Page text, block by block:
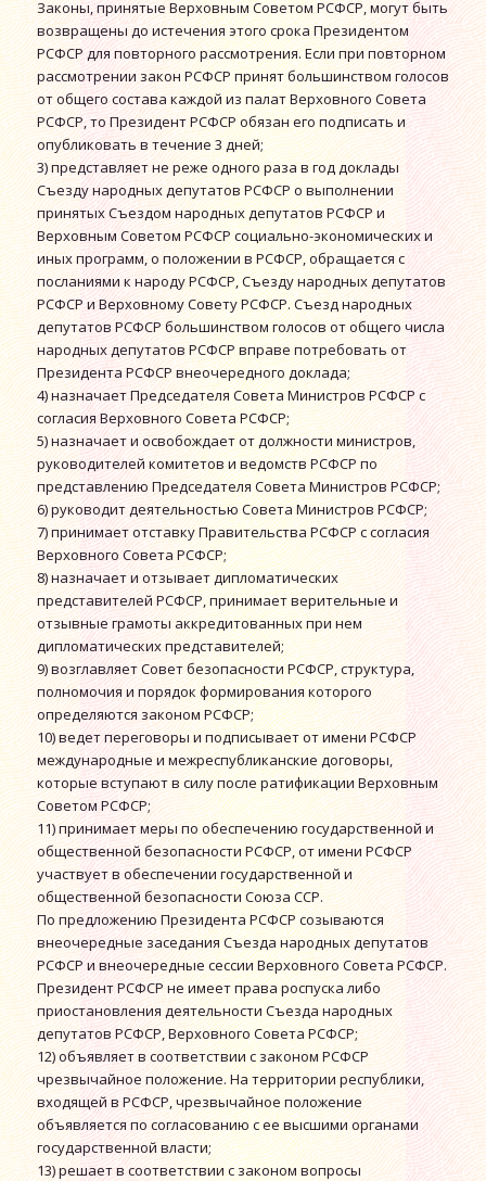
Законы, принятые Верховным Советом РСФСР, могут быть
возвращены до истечения этого срока Президентом
РСФСР для повторного рассмотрения. Если при повторном
рассмотрении закон РСФСР принят большинством голосов
от общего состава каждой из палат Верховного Совета
РСФСР, то Президент РСФСР обязан его подписать и
опубликовать в течение 3 дней;
3) представляет не реже одного раза в год доклады
Съезду народных депутатов РСФСР о выполнении
принятых Съездом народных депутатов РСФСР и
Верховным Советом РСФСР социально-экономических и
иных программ, о положении в РСФСР, обращается с
посланиями к народу РСФСР, Съезду народных депутатов
РСФСР и Верховному Совету РСФСР. Съезд народных
депутатов РСФСР большинством голосов от общего числа
народных депутатов РСФСР вправе потребовать от
Президента РСФСР внеочередного доклада;
4) назначает Председателя Совета Министров РСФСР с
согласия Верховного Совета РСФСР;
5) назначает и освобождает от должности министров,
руководителей комитетов и ведомств РСФСР по
представлению Председателя Совета Министров РСФСР;
6) руководит деятельностью Совета Министров РСФСР;
7) принимает отставку Правительства РСФСР с согласия
Верховного Совета РСФСР;
8) назначает и отзывает дипломатических
представителей РСФСР, принимает верительные и
отзывные грамоты аккредитованных при нем
дипломатических представителей;
9) возглавляет Совет безопасности РСФСР, структура,
полномочия и порядок формирования которого
определяются законом РСФСР;
10) ведет переговоры и подписывает от имени РСФСР
международные и межреспубликанские договоры,
которые вступают в силу после ратификации Верховным
Советом РСФСР;
11) принимает меры по обеспечению государственной и
общественной безопасности РСФСР, от имени РСФСР
участвует в обеспечении государственной и
общественной безопасности Союза ССР.
По предложению Президента РСФСР созываются
внеочередные заседания Съезда народных депутатов
РСФСР и внеочередные сессии Верховного Совета РСФСР.
Президент РСФСР не имеет права роспуска либо
приостановления деятельности Съезда народных
депутатов РСФСР, Верховного Совета РСФСР;
12) объявляет в соответствии с законом РСФСР
чрезвычайное положение. На территории республики,
входящей в РСФСР, чрезвычайное положение
объявляется по согласованию с ее высшими органами
государственной власти;
13) решает в соответствии с законом вопросы